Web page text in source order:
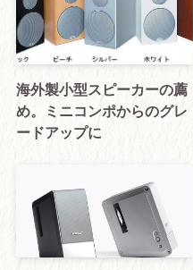
海外製小型スピーカーの薦
め。ミニコンポからのグレ
ードアップに